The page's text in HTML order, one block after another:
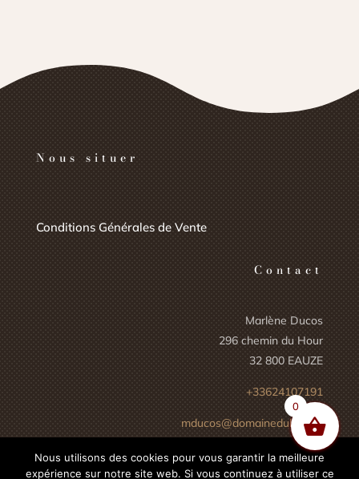
Nous situer
Conditions Générales de Vente
Contact
Marlène Ducos
296 chemin du Hour
32 800 EAUZE
+33624107191
mducos@domaineduhour.fr
0
Nous utilisons des cookies pour vous garantir la meilleure
expérience sur notre site web. Si vous continuez à utiliser ce